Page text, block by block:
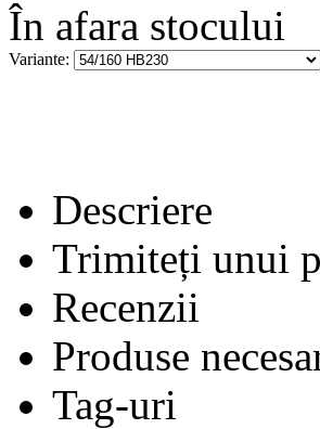
În afara stocului
Variante:
Descriere
Trimiteți unui
Recenzii
Produse
Tag-uri